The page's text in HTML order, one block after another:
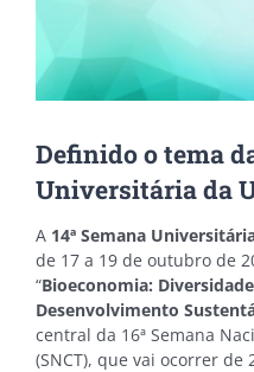
Definido o tema
Universitária da
A 14ª Semana
de 17 a 19 de outubro de
“Bioeconomia:
Desenvolvimento
central da 16ª Semana
(SNCT), que vai ocorrer